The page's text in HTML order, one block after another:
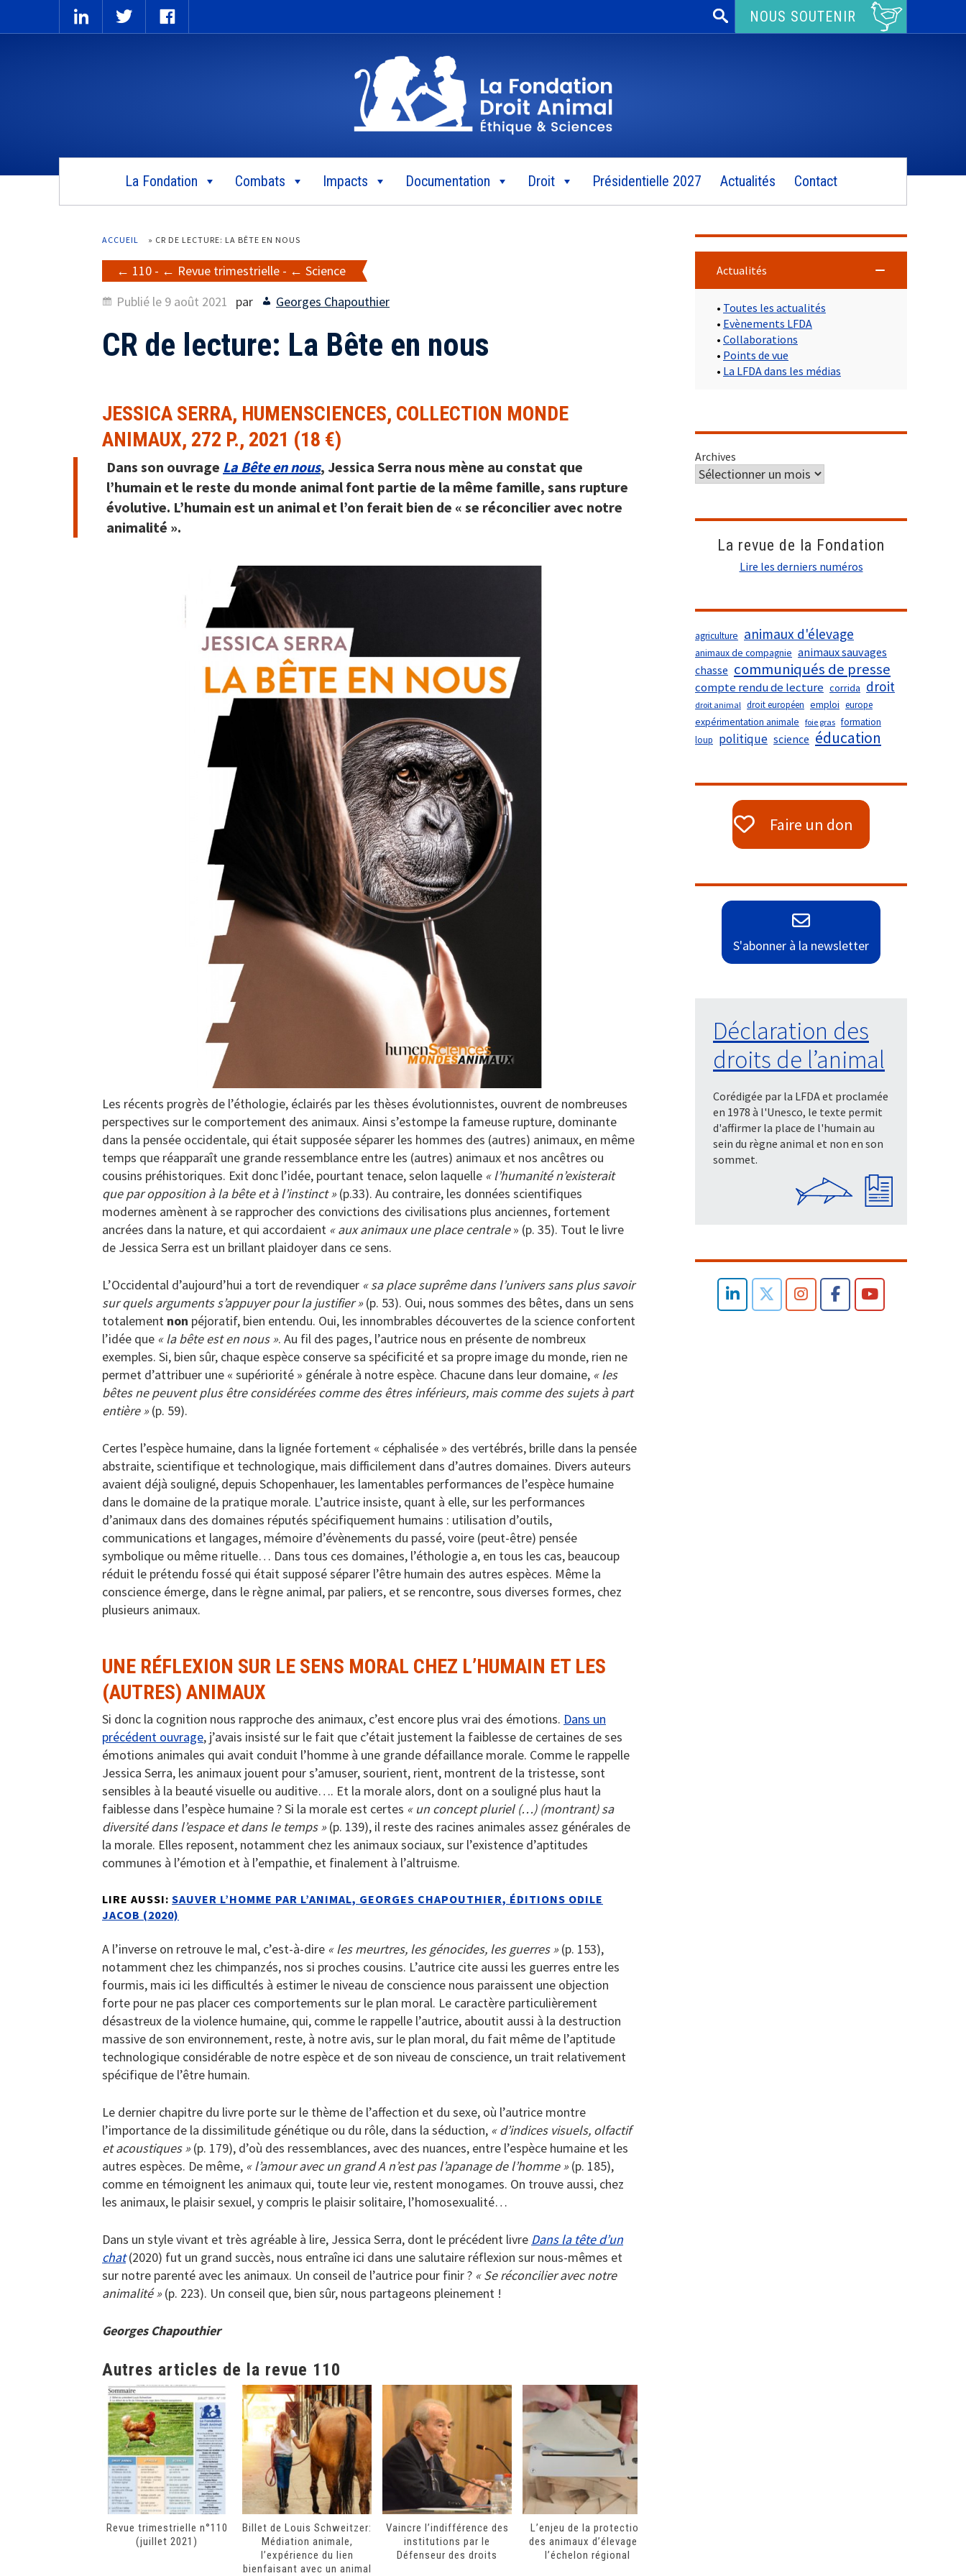
Rechercher :NOUS SOUTENIR
La Fondation Combats Impacts Documentation Droit Présidentielle 2027 Actualités Contact
ACCUEIL » CR DE LECTURE: LA BÊTE EN NOUS
110 - Revue trimestrielle -
Science
Publié le 9 août 2021 par Georges Chapouthier
CR de lecture: La Bête en nous
JESSICA SERRA, HUMENSCIENCES, COLLECTION MONDE
ANIMAUX, 272 P., 2021 (18 €)
Dans son ouvrage La Bête en nous, Jessica Serra nous mène au constat que
l’humain et le reste du monde animal font partie de la même famille, sans rupture
évolutive. L’humain est un animal et l’on ferait bien de « se réconcilier avec notre
animalité ».
Les récents progrès de l’éthologie, éclairés par les thèses évolutionnistes, ouvrent de nombreuses
perspectives sur le comportement des animaux. Ainsi s’estompe la fameuse rupture, dominante
dans la pensée occidentale, qui était supposée séparer les hommes des (autres) animaux, en même
temps que réapparaît une grande ressemblance entre les (autres) animaux et nos ancêtres ou
cousins préhistoriques. Exit donc l’idée, pourtant tenace, selon laquelle « l’humanité n’existerait
que par opposition à la bête et à l’instinct » (p.33). Au contraire, les données scientifiques
modernes amènent à se rapprocher des convictions des civilisations plus anciennes, fortement
ancrées dans la nature, et qui accordaient « aux animaux une place centrale» (p. 35). Tout le livre
de Jessica Serra est un brillant plaidoyer dans ce sens.
L’Occidental d’aujourd’hui a tort de revendiquer « sa place suprême dans l’univers sans plus savoir
sur quels arguments s’appuyer pour la justifier » (p. 53). Oui, nous sommes des bêtes, dans un sens
totalement non péjoratif, bien entendu. Oui, les innombrables découvertes de la science confortent
l’idée que « la bête est en nous ». Au fil des pages, l’autrice nous en présente de nombreux
exemples. Si, bien sûr, chaque espèce conserve sa spécificité et sa propre image du monde, rien ne
permet d’attribuer une « supériorité » générale à notre espèce. Chacune dans leur domaine, « les
bêtes ne peuvent plus être considérées comme des êtres inférieurs, mais comme des sujets à part
entière » (p. 59).
Certes l’espèce humaine, dans la lignée fortement « céphalisée » des vertébrés, brille dans la pensée
abstraite, scientifique et technologique, mais difficilement dans d’autres domaines. Divers auteurs
avaient déjà souligné, depuis Schopenhauer, les lamentables performances de l’espèce humaine
dans le domaine de la pratique morale. L’autrice insiste, quant à elle, sur les performances
d’animaux dans des domaines réputés spécifiquement humains : utilisation d’outils,
communications et langages, mémoire d’évènements du passé, voire (peut-être) pensée
symbolique ou même rituelle… Dans tous ces domaines, l’éthologie a, en tous les cas, beaucoup
réduit le prétendu fossé qui était supposé séparer l’être humain des autres espèces. Même la
conscience émerge, dans le règne animal, par paliers, et se rencontre, sous diverses formes, chez
plusieurs animaux.
UNE RÉFLEXION SUR LE SENS MORAL CHEZ L’HUMAIN ET LES
(AUTRES) ANIMAUX
Si donc la cognition nous rapproche des animaux, c’est encore plus vrai des émotions. Dans un
précédent ouvrage, j’avais insisté sur le fait que c’était justement la faiblesse de certaines de ses
émotions animales qui avait conduit l’homme à une grande défaillance morale. Comme le rappelle
Jessica Serra, les animaux jouent pour s’amuser, sourient, rient, montrent de la tristesse, sont
sensibles à la beauté visuelle ou auditive…. Et la morale alors, dont on a souligné plus haut la
faiblesse dans l’espèce humaine ? Si la morale est certes « un concept pluriel (…) (montrant) sa
diversité dans l’espace et dans le temps » (p. 139), il reste des racines animales assez générales de
la morale. Elles reposent, notamment chez les animaux sociaux, sur l’existence d’aptitudes
communes à l’émotion et à l’empathie, et finalement à l’altruisme.
LIRE AUSSI: SAUVER L’HOMME PAR L’ANIMAL, GEORGES CHAPOUTHIER, ÉDITIONS ODILE
JACOB (2020)
A l’inverse on retrouve le mal, c’est-à-dire « les meurtres, les génocides, les guerres » (p. 153),
notamment chez les chimpanzés, nos si proches cousins. L’autrice cite aussi les guerres entre les
fourmis, mais ici les difficultés à estimer le niveau de conscience nous paraissent une objection
forte pour ne pas placer ces comportements sur le plan moral. Le caractère particulièrement
désastreux de la violence humaine, qui, comme le rappelle l’autrice, aboutit aussi à la destruction
massive de son environnement, reste, à notre avis, sur le plan moral, du fait même de l’aptitude
technologique considérable de notre espèce et de son niveau de conscience, un trait relativement
spécifique de l’être humain.
Le dernier chapitre du livre porte sur le thème de l’affection et du sexe, où l’autrice montre
l’importance de la dissimilitude génétique ou du rôle, dans la séduction, « d’indices visuels, olfactif
et acoustiques » (p. 179), d’où des ressemblances, avec des nuances, entre l’espèce humaine et les
autres espèces. De même, « l’amour avec un grand A n’est pas l’apanage de l’homme » (p. 185),
comme en témoignent les animaux qui, toute leur vie, restent monogames. On trouve aussi, chez
les animaux, le plaisir sexuel, y compris le plaisir solitaire, l’homosexualité…
Dans un style vivant et très agréable à lire, Jessica Serra, dont le précédent livre Dans la tête d’un
chat(2020) fut un grand succès, nous entraîne ici dans une salutaire réflexion sur nous-mêmes et
sur notre parenté avec les animaux. Un conseil de l’autrice pour finir ? « Se réconcilier avec notre
animalité » (p. 223). Un conseil que, bien sûr, nous partageons pleinement !
Georges Chapouthier
Autres articles de la revue 110
Revue trimestrielle n°110
(juillet 2021)
Billet de Louis Schweitzer:
Médiation animale,
l’expérience du lien
bienfaisant avec un animal
Vaincre l’indifférence des
institutions par le
Défenseur des droits
L’enjeu de la protection
des animaux d’élevage à
l’échelon régional
Actualités
• Toutes les actualités
• Evènements LFDA
• Collaborations
• Points de vue
• La LFDA dans les médias
Archives
La revue de la Fondation
Lire les derniers numéros
agriculture animaux d'élevage
animaux de compagnie animaux sauvages
chasse communiqués de presse
compte rendu de lecture corrida droit
droit animal droit européen emploi europe
expérimentation animale foie gras formation
loup politique science éducation
Faire un don
S'abonner à la newsletter
Déclaration des
droits de l’animal
Corédigée par la LFDA et proclamée
en 1978 à l'Unesco, le texte permit
d'affirmer la place de l'humain au
sein du règne animal et non en son
sommet.